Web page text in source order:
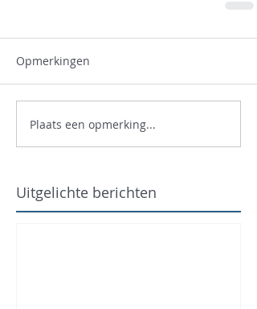
Opmerkingen
Plaats een opmerking...
Uitgelichte berichten